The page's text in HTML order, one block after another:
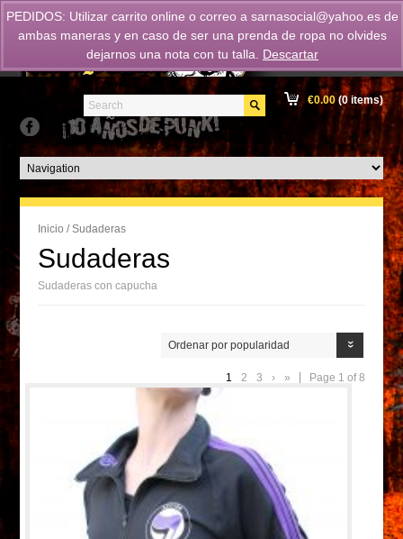
€0.00(0 items)
Inicio / Sudaderas
Sudaderas
Sudaderas con capucha
Ordenar por popularidad
Page 1 of 8
1 2 3 › »
PEDIDOS: Utilizar carrito online o correo a sarnasocial@yahoo.es de
ambas maneras y en caso de ser una prenda de ropa no olvides
dejarnos una nota con tu talla.
Descartar